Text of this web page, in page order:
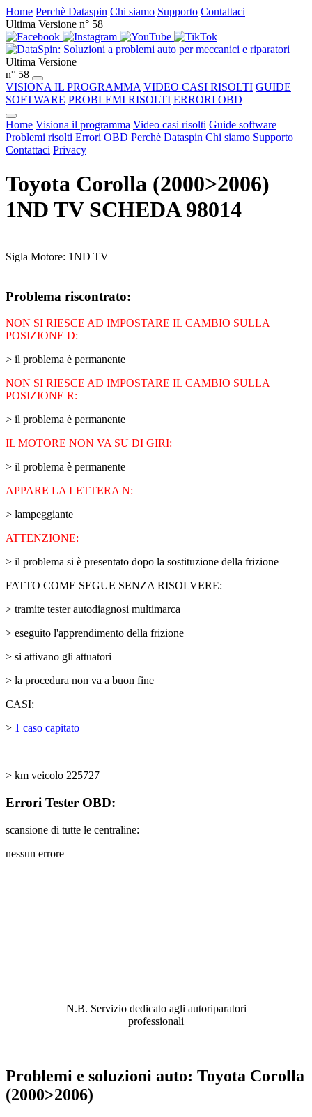
Home Perchè Dataspin Chi siamo Supporto Contattaci
Ultima Versione n° 58
Ultima Versione
n° 58
VISIONA IL PROGRAMMA VIDEO CASI RISOLTI GUIDE
SOFTWARE PROBLEMI RISOLTI ERRORI OBD
Home Visiona il programma Video casi risolti Guide software
Problemi risolti Errori OBD Perchè Dataspin Chi siamo Supporto
Contattaci Privacy
Toyota Corolla (2000>2006)
1ND TV SCHEDA 98014
Sigla Motore: 1ND TV
Problema riscontrato:
NON SI RIESCE AD IMPOSTARE IL CAMBIO SULLA
POSIZIONE D:
> il problema è permanente
NON SI RIESCE AD IMPOSTARE IL CAMBIO SULLA
POSIZIONE R:
> il problema è permanente
IL MOTORE NON VA SU DI GIRI:
> il problema è permanente
APPARE LA LETTERA N:
> lampeggiante
ATTENZIONE:
> il problema si è presentato dopo la sostituzione della frizione
FATTO COME SEGUE SENZA RISOLVERE:
> tramite tester autodiagnosi multimarca
> eseguito l'apprendimento della frizione
> si attivano gli attuatori
> la procedura non va a buon fine
CASI:
> 1 caso capitato
> km veicolo 225727
Errori Tester OBD:
scansione di tutte le centraline:
nessun errore
N.B. Servizio dedicato agli autoriparatori
professionali
Problemi e soluzioni auto: Toyota Corolla
(2000>2006)